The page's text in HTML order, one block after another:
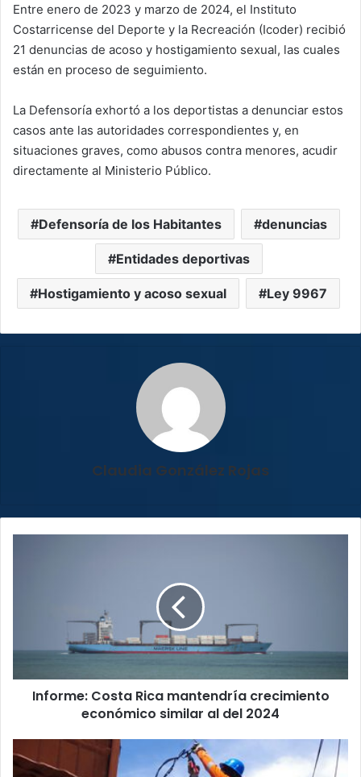
Entre enero de 2023 y marzo de 2024, el Instituto
Costarricense del Deporte y la Recreación (Icoder) recibió
21 denuncias de acoso y hostigamiento sexual, las cuales
están en proceso de seguimiento.
La Defensoría exhortó a los deportistas a denunciar estos
casos ante las autoridades correspondientes y, en
situaciones graves, como abusos contra menores, acudir
directamente al Ministerio Público.
Defensoría de los Habitantes denuncias
Entidades deportivas
Hostigamiento y acoso sexual Ley 9967
Claudia González Rojas
del
2024Informe: Costa Rica mantendría crecimiento
económico similar al del 2024
nota!